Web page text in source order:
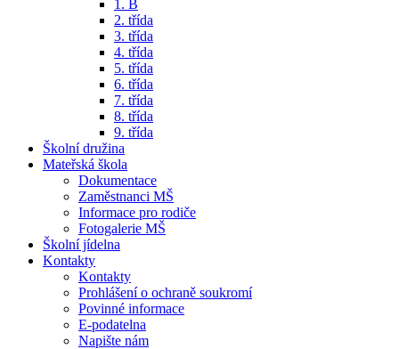
1. B
2. třída
3. třída
4. třída
5. třída
6. třída
7. třída
8. třída
9. třída
Školní družina
Mateřská škola
Dokumentace
Zaměstnanci MŠ
Informace pro rodiče
Fotogalerie MŠ
Školní jídelna
Kontakty
Kontakty
Prohlášení o ochraně soukromí
Povinné informace
E-podatelna
Napište nám